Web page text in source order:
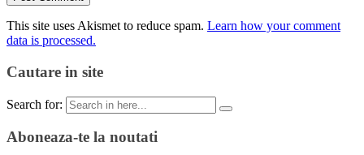
This site uses Akismet to reduce spam. Learn how your comment
data is processed.
Cautare in site
Search for:
Aboneaza-te la noutati